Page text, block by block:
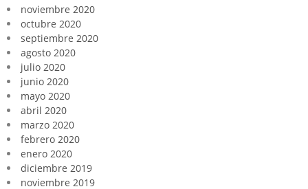
noviembre 2020
octubre 2020
septiembre 2020
agosto 2020
julio 2020
junio 2020
mayo 2020
abril 2020
marzo 2020
febrero 2020
enero 2020
diciembre 2019
noviembre 2019